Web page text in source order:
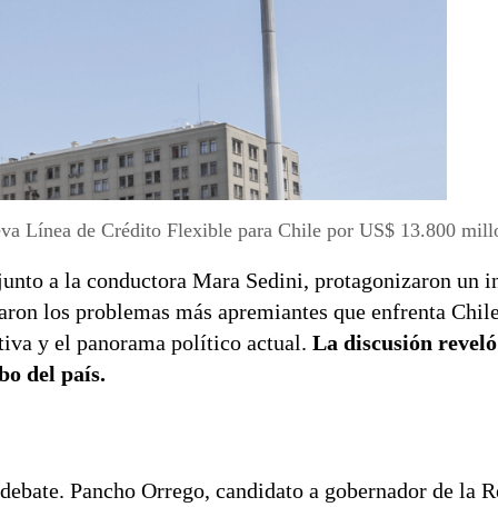
Línea de Crédito Flexible para Chile por US$ 13.800
a la conductora Mara Sedini, protagonizaron un
los problemas más apremiantes que enfrenta
y el panorama político actual. La discusión
del país.
Pancho Orrego, candidato a gobernador de la